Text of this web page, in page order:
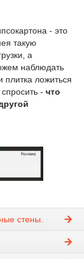
- это
такую
а
наблюдать
ложиться
- что
стены.